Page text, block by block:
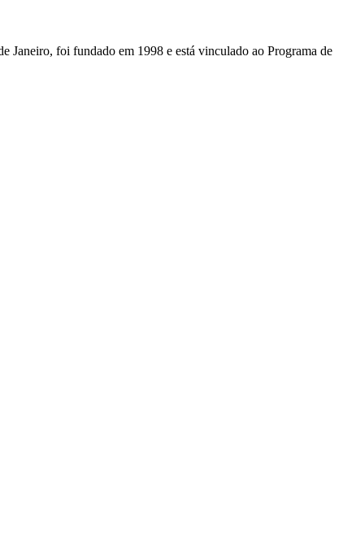
Janeiro, foi fundado em 1998 e está vinculado ao Programa de